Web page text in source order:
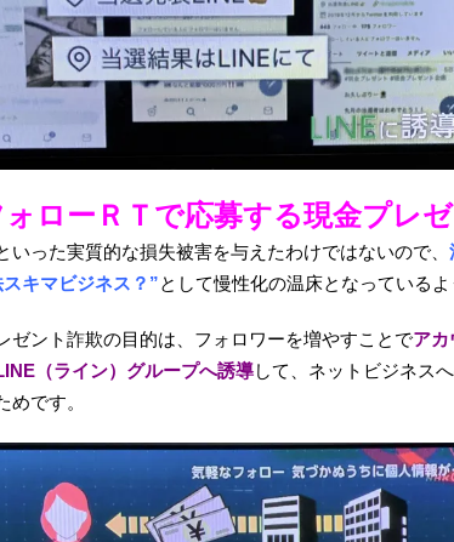
ォローＲＴで応募する現金プレ
いった実質的な損失被害を与えたわけではないので、
キマビジネス？”として慢性化の温床となっているよ
ゼント詐欺の目的は、フォロワーを増やすことでアカ
（ライン）グループへ誘導して、ネットビジネス
めです。